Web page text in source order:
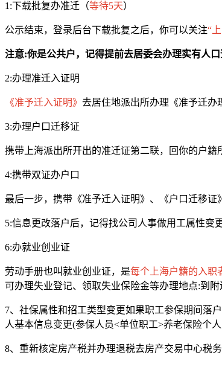
1:下载批复办准迁（等待5天）
公示结束，登录后台下载批复之后，你可以关注“
注意:你是公共户，记得提前去居委会办理实有人
2:办理准迁入证明
《准予迁入证明》 去居住地派出所办理《准予迁办
3:办理户口迁移证
携带上海派出所开出的准迁证第二联，回你的户
4:携带双证办户口
最后一步，携带《准予迁入证明》、《户口迁移
5:信息更改落户后，记得找公司人事做用工属性
6:办就业创业证
劳动手册也叫就业创业证，是每个上海户籍的入职
可办理失业登记、领取失业保险金等办理地点:到
7、社保属性和招工类型变更如果职工参保期间落
人基本信息变更(参保人员<单位职工>养老保险个
8、重新核定房产税并办理退税去房产交易中心税